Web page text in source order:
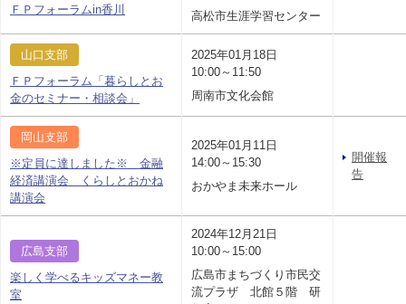
ＦＰフォーラムin香川
高松市生涯学習センター
山口支部
ＦＰフォーラム「暮らしとお
金のセミナー・相談会」
2025年01月18日
10:00～11:50
周南市文化会館
岡山支部
※定員に達しました※ 金融
経済講演会 くらしとおかね
講演会
2025年01月11日
14:00～15:30
おかやま未来ホール
開催報
告
広島支部
楽しく学べるキッズマネー教
室
2024年12月21日
10:00～15:00
広島市まちづくり市民交
流プラザ 北館５階 研